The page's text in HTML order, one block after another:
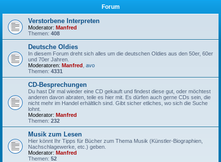
Forum
Verstorbene Interpreten
Moderator: Manfred
Themen: 408
Deutsche Oldies
In diesem Forum dreht sich alles um die deutschen Oldies aus den 50er, 60er
und 70er Jahren.
Moderatoren: Manfred avo
Themen: 4331
CD-Besprechungen
Du hast Dir mal wieder eine CD gekauft und findest diese gut, oder möchtest
anderen davon abraten, teile es hier mit. Es dürfen auch gerne CDs sein, die
nicht mehr im Handel erhältlich sind. Gibt sicher etliches, wo sich die Suche
lohnt.
Moderator: Manfred
Themen: 232
Musik zum Lesen
Hier könnt Ihr Tipps für Bücher zum Thema Musik (Künstler-Biographien,
Nachschlagewerke, etc.) geben.
Moderator: Manfred
Themen: 52